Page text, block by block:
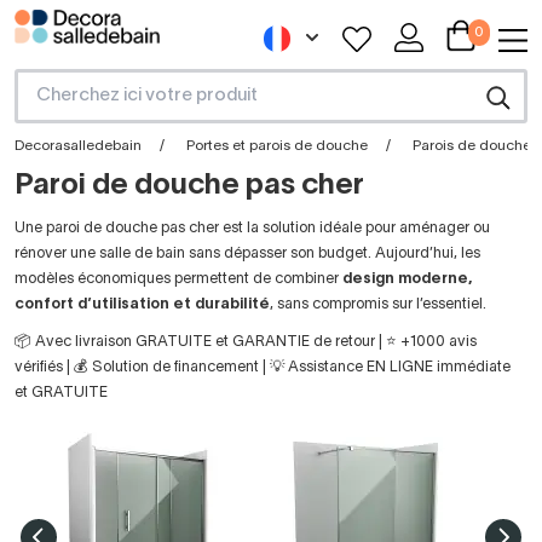
0
Decorasalledebain Portes et parois de douche Parois de douche
Paroi de douche pas cher
Une paroi de douche pas cher est la solution idéale pour aménager ou
rénover une salle de bain sans dépasser son budget. Aujourd’hui, les
modèles économiques permettent de combiner design moderne,
confort d’utilisation et durabilité, sans compromis sur l’essentiel.
📦 Avec livraison GRATUITE et GARANTIE de retour | ⭐ +1000 avis
vérifiés | 💰 Solution de financement | 💡 Assistance EN LIGNE immédiate
et GRATUITE